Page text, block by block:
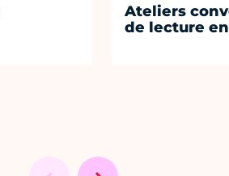
Ateliers
de lecture